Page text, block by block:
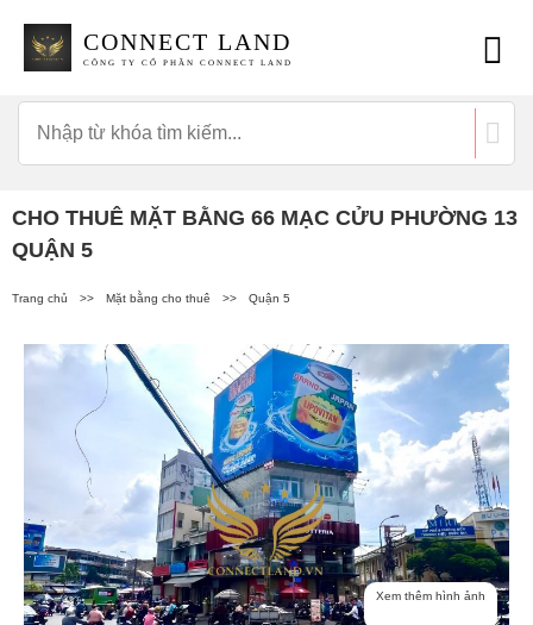
CONNECT LAND
CÔNG TY CỔ PHẦN CONNECT LAND
CHO THUÊ MẶT BẰNG 66 MẠC CỬU PHƯỜNG 13
QUẬN 5
Trang chủ >> Mặt bằng cho thuê >> Quận 5
Xem thêm hình ảnh